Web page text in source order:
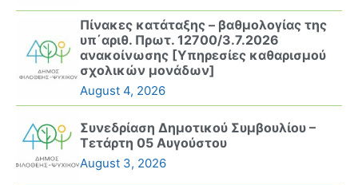
Πίνακες κατάταξης – βαθμολογίας της
υπ΄αριθ. Πρωτ. 12700/3.7.2026
ανακοίνωσης [Υπηρεσίες καθαρισμού
σχολικών μονάδων]
August 4, 2026
Συνεδρίαση Δημοτικού Συμβουλίου –
Τετάρτη 05 Αυγούστου
August 3, 2026